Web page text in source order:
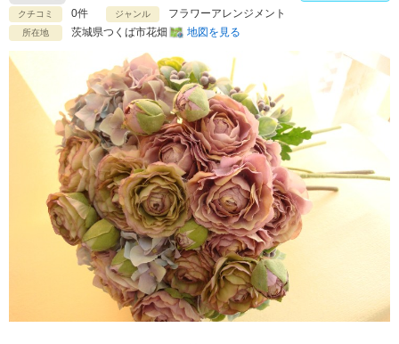
クチコミ 0件 ジャンル フラワーアレンジメント
所在地 茨城県つくば市花畑 地図を見る